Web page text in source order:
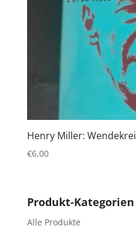
Henry Miller:
€6,00
Produkt-Kategorien
Alle Produkte